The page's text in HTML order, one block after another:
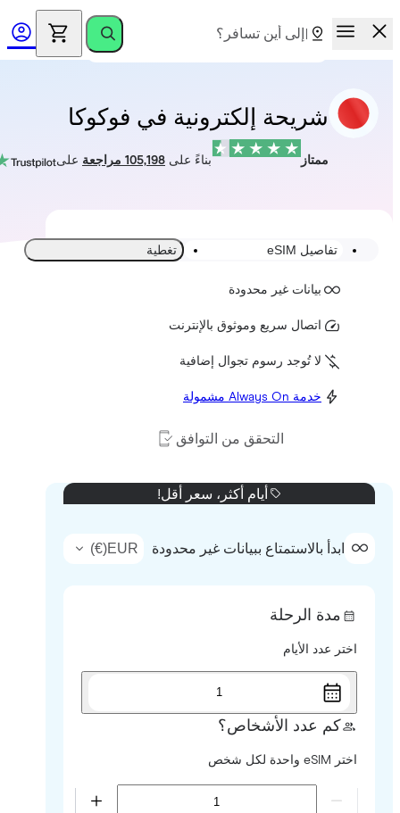
شريحة إلكترونية في فوكوكا
بناءً على105,198 مراجعة على
تفاصيل eSIM تغطية
بيانات غير محدودة
اتصال سريع وموثوق بالإنترنت
لا تُوجد رسوم تجوال إضافية
خدمة Always On مشمولة
التحقق من التوافق
أيام أكثر، سعر أقل!
ابدأ بالاستمتاع ببيانات غير محدودة EUR
€
)
مدة الرحلة
اختر عدد الأيام
كم عدد الأشخاص؟